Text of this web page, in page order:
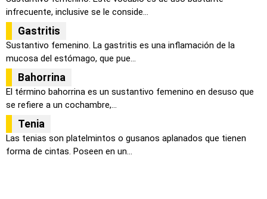
infrecuente, inclusive se le conside...
Gastritis
Sustantivo femenino. La gastritis es una inflamación de la
mucosa del estómago, que pue...
Bahorrina
El término bahorrina es un sustantivo femenino en desuso que
se refiere a un cochambre,...
Tenia
Las tenias son platelmintos o gusanos aplanados que tienen
forma de cintas. Poseen en un...